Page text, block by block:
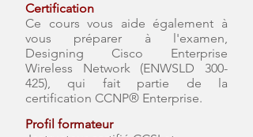
Certification
Ce cours vous aide également à
vous préparer à l'examen,
Designing Cisco Enterprise
Wireless Network (ENWSLD 300-
425), qui fait partie de la
certification CCNP® Enterprise.
Profil formateur